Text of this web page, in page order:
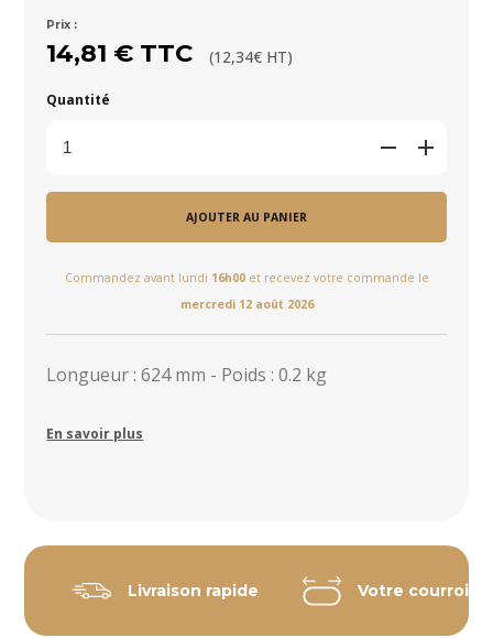
Prix :
14,81 € TTC (12,34€ HT)
Quantité
AJOUTER AU PANIER
Commandez avant lundi 16h00et recevez votre commande le
mercredi 12 août 2026
Longueur : 624 mm - Poids : 0.2 kg
En savoir plus
Livraison rapide Votre courroie